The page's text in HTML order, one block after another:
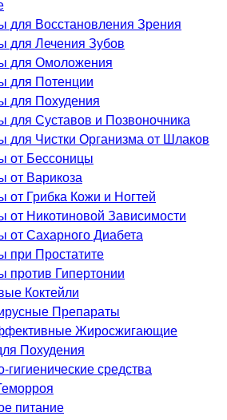
для Восстановления Зрения
для Лечения Зубов
для Омоложения
для Потенции
для Похудения
для Суставов и Позвоночника
для Чистки Организма от Шлаков
от Бессоницы
от Варикоза
от Грибка Кожи и Ногтей
от Никотиновой Зависимости
от Сахарного Диабета
при Простатите
против Гипертонии
Коктейли
Препараты
Жиросжигающие
Похудения
гигиенические средства
питание